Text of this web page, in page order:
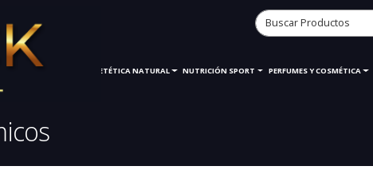
FARMASI DIETÉTICA NATURAL NUTRICIÓN SPORT PERFUMES Y COSMÉTICA